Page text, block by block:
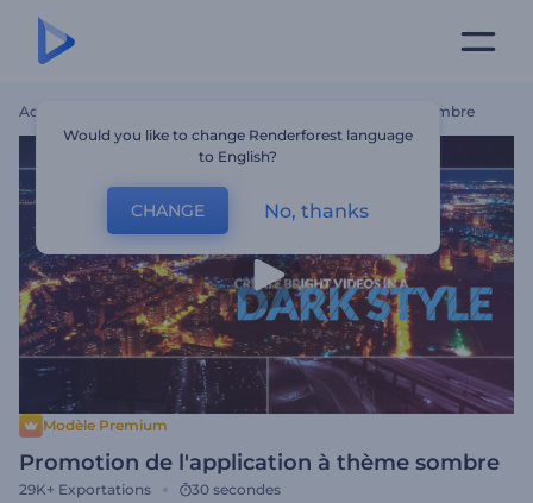
Accueil Promotion De L'application À Thème Sombre
Modèle Premium
Promotion de l'application à thème sombre
29K+ Exportations 30 secondes
Would you like to change Renderforest language
to English?
CHANGE No, thanks